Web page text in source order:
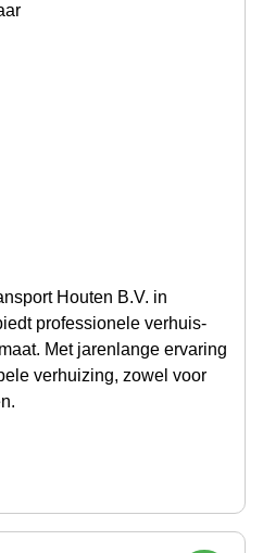
Houten B.V. in
professionele verhuis-
Met jarenlange ervaring
verhuizing, zowel voor